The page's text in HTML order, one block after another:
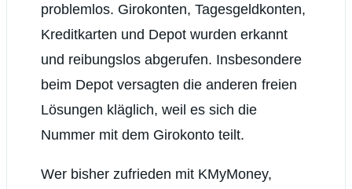
problemlos. Girokonten, Tagesgeldkonten,
Kreditkarten und Depot wurden erkannt
und reibungslos abgerufen. Insbesondere
beim Depot versagten die anderen freien
Lösungen kläglich, weil es sich die
Nummer mit dem Girokonto teilt.
Wer bisher zufrieden mit KMyMoney,